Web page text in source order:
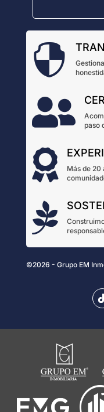


paso

Más de 20

©2026 - Grupo EM